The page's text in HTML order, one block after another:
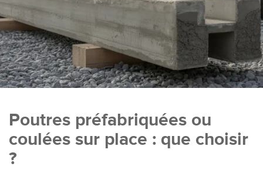
Poutres préfabriquées ou
coulées sur place : que choisir
?